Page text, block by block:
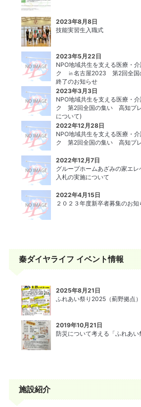
2023年8月8日
技能実習生入職式
2023年5月22日
NPO地域共生を支える医療・
ク ㏌名古屋2023 第2回全
終了のお知らせ
2023年3月3日
NPO地域共生を支える医療・
ク 第2回全国の集い 高知プ
について)
2022年12月28日
NPO地域共生を支える医療・
ク 第2回全国の集い 高知プ
2022年12月7日
グループホームあざみの家エ
⼊札の実施について
2022年4月15日
２０２３年度新卒者募集のお知
秦ダイヤライフ イベント情報
2025年8月21日
ふれあい祭り2025（薊野拠点）
2019年10月21日
防災について考える「ふれあ
施設紹介